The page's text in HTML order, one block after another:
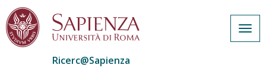
Ricerc@Sapienza